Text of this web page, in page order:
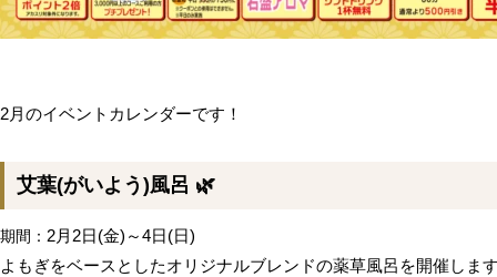
2月のイベントカレンダーです！
艾葉(がいよう)風呂 🌿
期間： 2月2日(金)～4日(日)
よもぎをベースとしたオリジナルブレンドの薬草風呂を開催しま